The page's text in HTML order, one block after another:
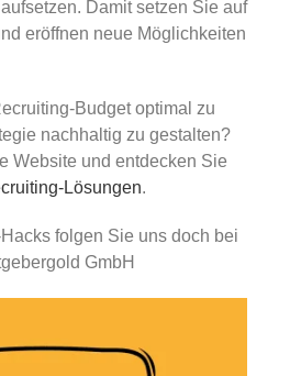
Damit setzen Sie auf
eröffnen neue Möglichkeiten
Budget optimal zu
nachhaltig zu gestalten?
Website und entdecken Sie
Lösungen.
folgen Sie uns doch bei
GmbH